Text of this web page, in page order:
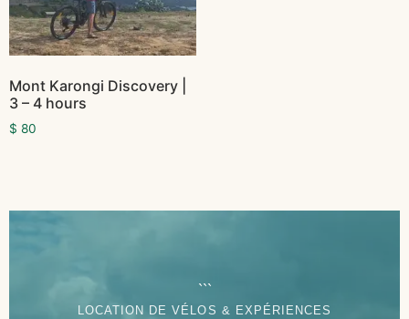
Mont Karongi Discovery |
3 – 4 hours
$ 80
```
LOCATION DE VÉLOS & EXPÉRIENCES